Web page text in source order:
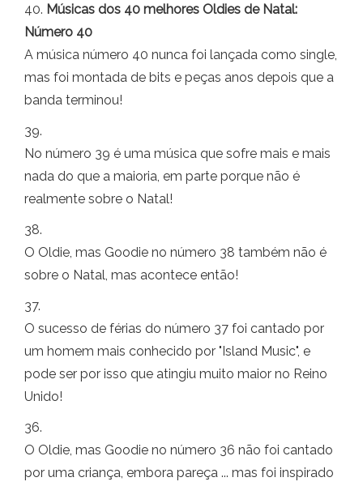
40. Músicas dos 40 melhores Oldies de Natal:
Número 40
A música número 40 nunca foi lançada como single,
mas foi montada de bits e peças anos depois que a
banda terminou!
39.
No número 39 é uma música que sofre mais e mais
nada do que a maioria, em parte porque não é
realmente sobre o Natal!
38.
O Oldie, mas Goodie no número 38 também não é
sobre o Natal, mas acontece então!
37.
O sucesso de férias do número 37 foi cantado por
um homem mais conhecido por "Island Music", e
pode ser por isso que atingiu muito maior no Reino
Unido!
36.
O Oldie, mas Goodie no número 36 não foi cantado
por uma criança, embora pareça ... mas foi inspirado